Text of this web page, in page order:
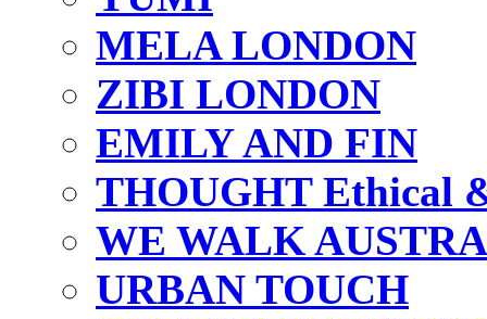
MELA LONDON
ZIBI LONDON
EMILY AND FIN
THOUGHT Ethical
WE WALK
URBAN TOUCH